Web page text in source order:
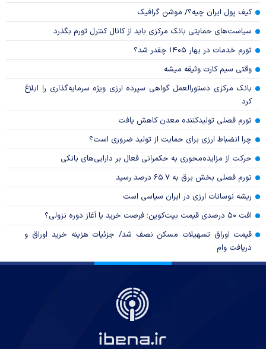
کیف پول ایران چیه؟/ موشن گرافیک
سیاست‌های حمایتی بانک مرکزی باید از کانال کنترل تورم بگذرد
تورم خدمات در بهار ۱۴۰۵ چقدر شد؟
وقتی سیم کارت وثیقه میشه
بانک مرکزی دستورالعمل گواهی سپرده ارزی ویژه سرمایه‌گذاری را ابلاغ
کرد
تورم فصلی تولیدکننده معدن کاهش یافت
چرا انضباط ارزی برای حمایت از تولید ضروری است؟
حرکت از مزایده‌محوری به حکمرانی فعال بر دارایی‌های بانکی
تورم فصلی بخش برق به ۶۵.۷ درصد رسید
ریشه نوسانات ارزی در ایران سیاسی است
افت ۵۰ درصدی قیمت بیت‌کوین؛ فرصت خرید یا آغاز دوره نزولی؟
قیمت اوراق تسهیلات مسکن نصف شد/ جزئیات هزینه خرید اوراق و
دریافت وام